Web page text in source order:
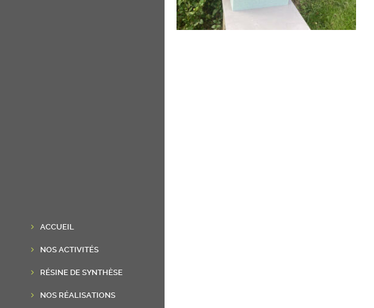
ACCUEIL
NOS ACTIVITÉS
RÉSINE DE SYNTHÈSE
NOS RÉALISATIONS